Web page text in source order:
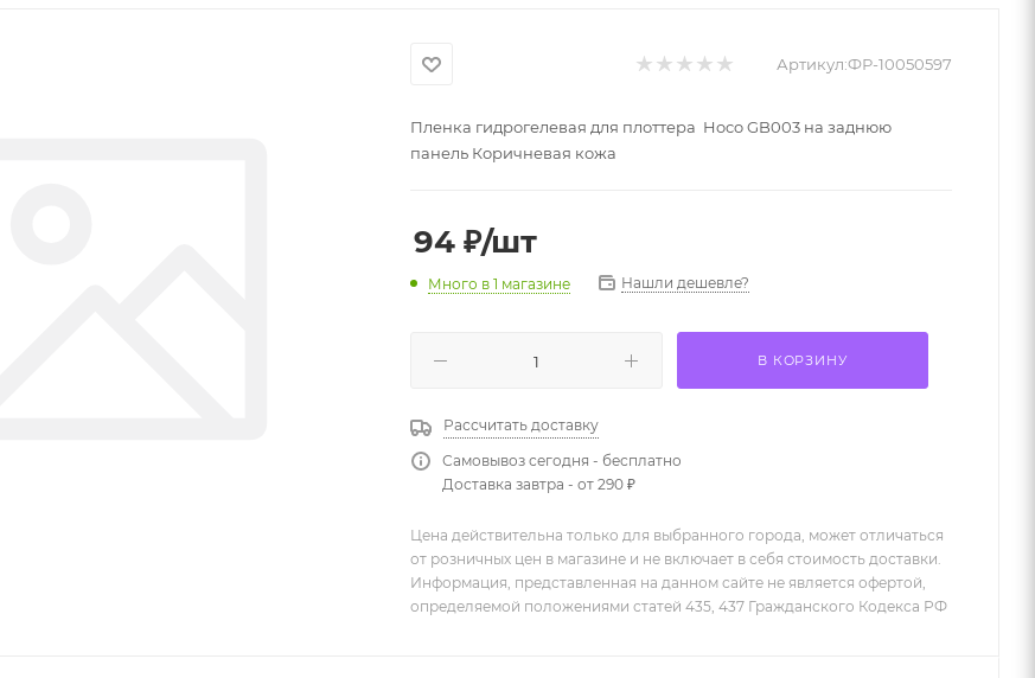
Артикул:ФР-10050597
Пленка гидрогелевая для плоттера Hoco GB003 на заднюю
панель Коричневая кожа
94 ₽/шт
Много в 1 магазине Нашли дешевле?
В КОРЗИНУ
Рассчитать доставку
Самовывоз сегодня - бесплатно
Доставка завтра - от 290 ₽
Цена действительна только для выбранного города, может отличаться
от розничных цен в магазине и не включает в себя стоимость доставки.
Информация, представленная на данном сайте не является офертой,
определяемой положениями статей 435, 437 Гражданского Кодекса РФ